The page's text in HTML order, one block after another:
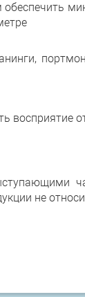
обеспечить
восприятие
не